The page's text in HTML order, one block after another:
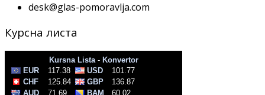
desk@glas-pomoravlja.com
Курсна листа